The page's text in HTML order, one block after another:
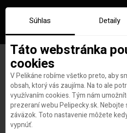
TOP udržateľná
Objav
unikátne
Súhlas Detaily
Táto webstránka
cookies
V Pelikáne robíme všetko preto, aby
obsah, ktorý vás zaujíma. Na to ale
využívaním cookies. Tým nám
prezeraní webu Pelipecky.sk. Nebojte
záväzok. Toto nastavenie môžete
vypnúť.